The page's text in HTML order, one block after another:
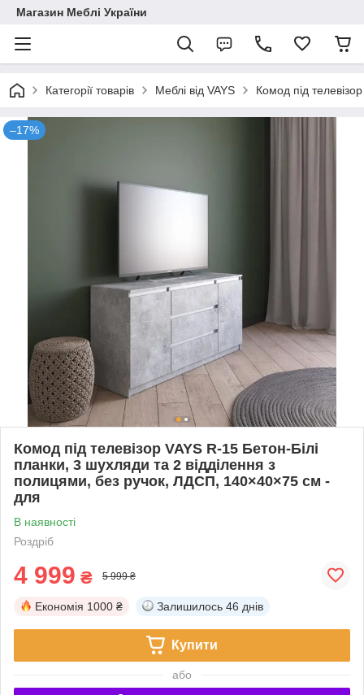
Магазин Меблі України
Категорії товарів Меблі від VAYS Комод під
–17%
Комод під телевізор VAYS R-15 Бетон-Білі
планки, 3 шухляди та 2 відділення з
полицями, без ручок, ЛДСП, 140×40×75 см -
для
В наявності
Роздріб
4 999 ₴ 5 999 ₴
Економія 1000 ₴ Залишилось 46 днів
Купити
або